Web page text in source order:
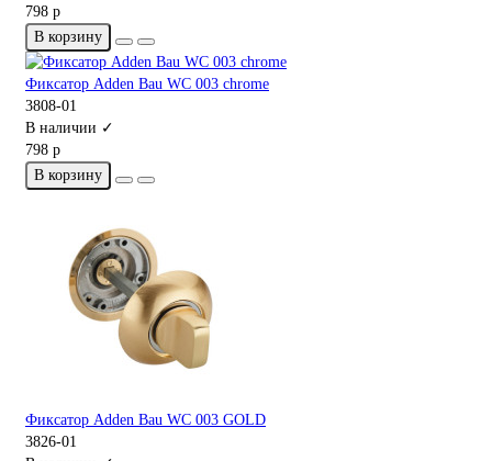
798 р
В корзину
Фиксатор Adden Bau WC 003 chrome
3808-01
В наличии ✓
798 р
В корзину
Фиксатор Adden Bau WC 003 GOLD
3826-01